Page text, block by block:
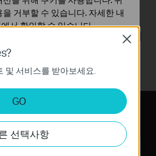
브 경보를 작동시키고 사용
벤트 로그를 열람하고 감지
및 서비스를 받아보세요.
GO
선택사항
Close
거부할 수 있습니다. 자세한 내
에서 확인할 수 있습니다.
하는 데 필요하며 사용자의 시
없습니다.
능을 개선하고 조정하기 위해
동을 분석하는 데 사용하는 쿠키
심사에 대한 프로필을 생성하고